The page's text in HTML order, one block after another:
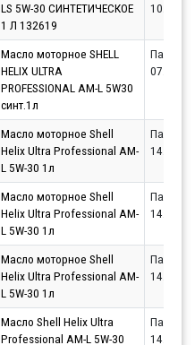
LS 5W-30 СИНТЕТИЧЕСКОЕ
1 Л 132619
Масло моторное SHELL
HELIX ULTRA
PROFESSIONAL AM-L 5W30
синт.1л
Партнёр
Масло моторное Shell
Helix Ultra Professional AM-
L 5W-30 1л
Партнёр
Масло моторное Shell
Helix Ultra Professional AM-
L 5W-30 1л
Партнёр
Масло моторное Shell
Helix Ultra Professional AM-
L 5W-30 1л
Партнёр
Масло Shell Helix Ultra
Professional AM-L 5W-30
Партнёр